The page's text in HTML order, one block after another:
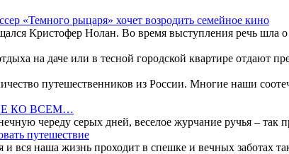
«Темного рыцаря» хочет возродить семейное кино
Кристофер Нолан. Во время выступления речь шла
на даче или в тесной городской квартире отдают
путешественников из России. Многие наши
КО ВСЕМ…
череду серых дней, веселое журчание ручья – так
путешествие
наша жизнь проходит в спешке и вечных заботах